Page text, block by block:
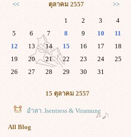
<< ตุลาคม 2557 >>
1 2 3
4
5
6 7 8 9 10
11
12
13 14 15 16 17
18
19
20 21 22 23 24
25
26
27 28 29 30 31
15 ตุลาคม 2557
อำลา..Isentress & Viramune
All Blog